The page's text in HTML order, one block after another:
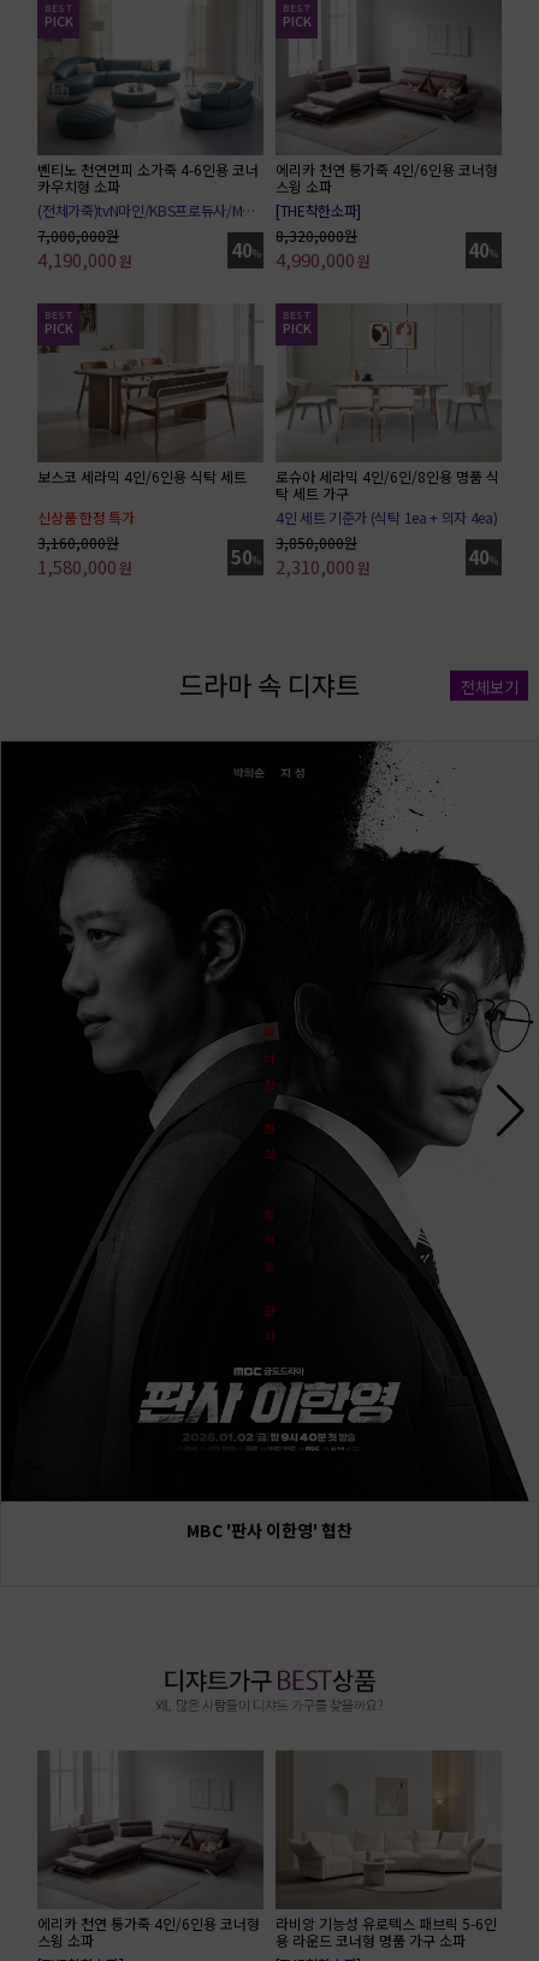
BEST
PICK
벤티노 천연면피 소가죽 4-6인용 코너
카우치형 소파
(전체가죽)tvN마인/KBS프로듀사/MBC위대한유혹자
40%
7,000,000원
4,190,000원
BEST
PICK
에리카 천연 통가죽 4인/6인용 코너형
스윙 소파
[THE착한소파]
40%
8,320,000원
4,990,000원
BEST
PICK
보스코 세라믹 4인/6인용 식탁 세트
신상품 한정 특가
6인 세트 기준가(6인식탁 + 의자 3ea + 벤치)
50%
3,160,000원
1,580,000원
BEST
PICK
로슈아 세라믹 4인/6인/8인용 명품 식
탁 세트 가구
4인 세트 기준가 (식탁 1ea + 의자 4ea)
40%
3,850,000원
2,310,000원
드라마 속 디쟈트 전체보기
MBC '판사 이한영' 협찬
에리카 천연 통가죽 4인/6인용 코너형
스윙 소파
라비앙 기능성 유로텍스 패브릭 5-6인
용 라운드 코너형 명품 가구 소파